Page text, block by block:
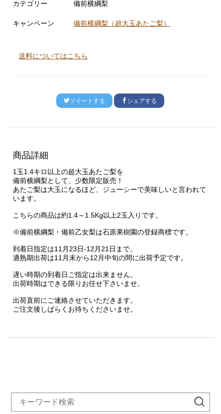
カテゴリー 備前横綱梨
キャンペーン 備前横綱梨（超大玉あたご梨）
送料についてはこちら
ツイートする シェアする
商品詳細
1玉1.4キロ以上の超大玉あたご梨を
備前横綱梨として、少数限定販売！
あたご梨は大玉になるほど、ジューシーで美味しいと言われて
います。
こちらの商品は約1.4～1.5Kg以上2玉入りです。
※備前横綱梨・備前乙女梨は石原果樹園の登録商標です。
到着日指定は11月23日-12月21日まで。
適熟期出荷は11月末から12月中旬の間に出荷予定です。
遅い時期の到着日ご指定は出来ません。
出荷時期はできる限りお任せ下さいませ。
出荷直前にご連絡させていただきます。
ご注文後しばらくお待ちくださいませ。